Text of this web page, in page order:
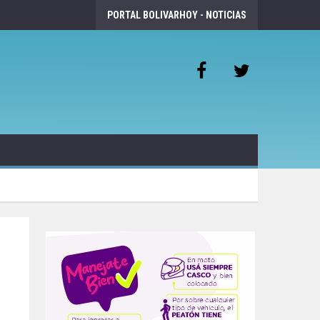
PORTAL BOLIVARHOY - NOTICIAS